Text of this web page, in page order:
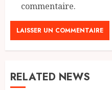
commentaire.
RELATED NEWS